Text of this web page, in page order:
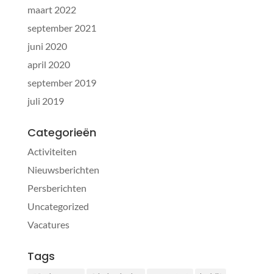
maart 2022
september 2021
juni 2020
april 2020
september 2019
juli 2019
Categorieën
Activiteiten
Nieuwsberichten
Persberichten
Uncategorized
Vacatures
Tags